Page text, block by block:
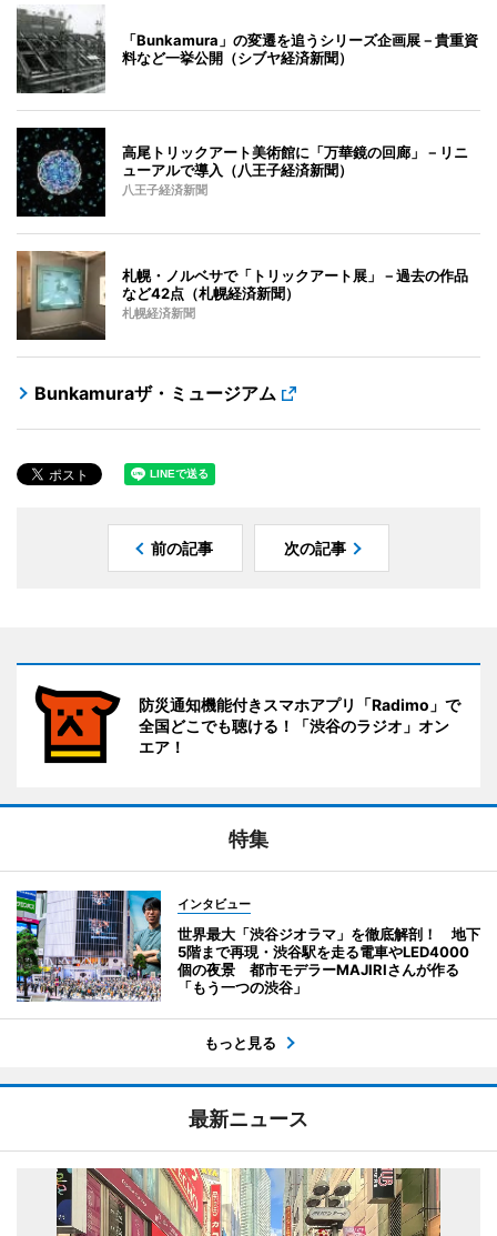
「Bunkamura」の変遷を追うシリーズ企画展－貴重資
料など一挙公開（シブヤ経済新聞）
高尾トリックアート美術館に「万華鏡の回廊」－リニ
ューアルで導入（八王子経済新聞）
八王子経済新聞
札幌・ノルベサで「トリックアート展」－過去の作品
など42点（札幌経済新聞）
札幌経済新聞
Bunkamuraザ・ミュージアム
前の記事 次の記事
防災通知機能付きスマホアプリ「Radimo」で
全国どこでも聴ける！「渋谷のラジオ」オン
エア！
特集
インタビュー
世界最大「渋谷ジオラマ」を徹底解剖！ 地下
5階まで再現・渋谷駅を走る電車やLED4000
個の夜景 都市モデラーMAJIRIさんが作る
「もう一つの渋谷」
もっと見る
最新ニュース